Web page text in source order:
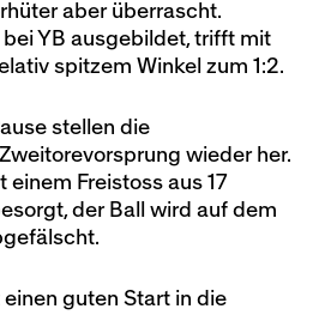
aber überrascht.
YB ausgebildet, trifft mit
spitzem Winkel zum 1:2.
stellen die
wieder her.
einem Freistoss aus 17
der Ball wird auf dem
guten Start in die